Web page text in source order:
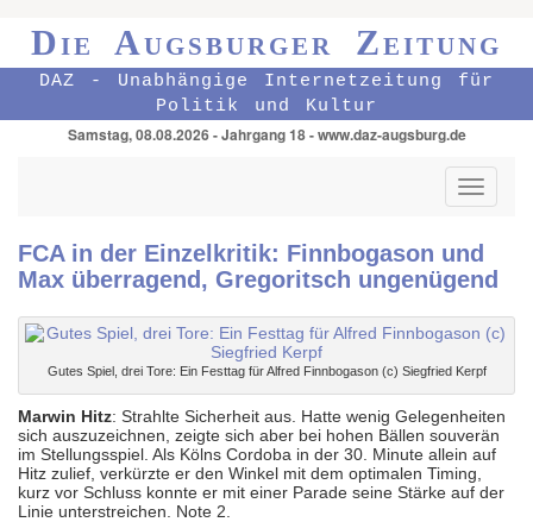
Die Augsburger Zeitung
DAZ - Unabhängige Internetzeitung für
Politik und Kultur
Samstag, 08.08.2026 - Jahrgang 18 - www.daz-augsburg.de
Toggle
FCA in der Einzelkritik: Finnbogason und
Max überragend, Gregoritsch ungenügend
Gutes Spiel, drei Tore: Ein Festtag für Alfred Finnbogason (c) Siegfried Kerpf
Marwin Hitz: Strahlte Sicherheit aus. Hatte wenig Gelegenheiten
sich auszuzeichnen, zeigte sich aber bei hohen Bällen souverän
im Stellungsspiel. Als Kölns Cordoba in der 30. Minute allein auf
Hitz zulief, verkürzte er den Winkel mit dem optimalen Timing,
kurz vor Schluss konnte er mit einer Parade seine Stärke auf der
Linie unterstreichen. Note 2.